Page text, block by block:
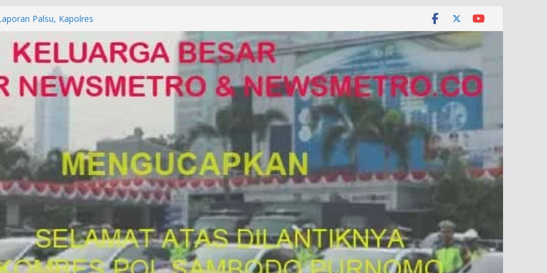
ke Mabes Polri
Palsu, Kapolres
PUNGLI SIM
Alam di Jawa Barat yang
KUHAP Baru 2026, Tegaskan
Dipidana
DENPASAR DAN
POLDA BALI DIDUGA